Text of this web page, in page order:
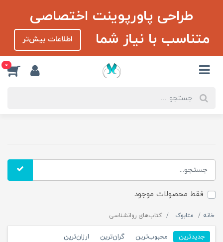
طراحی پاورپوینت اختصاصی
متناسب با نیاز شما
اطلاعات بیش‌تر
0
فقط محصولات موجود
خانه متابوک کتاب‌های روانشناسی
جدیدترین محبوب‌ترین گران‌ترین ارزان‌ترین